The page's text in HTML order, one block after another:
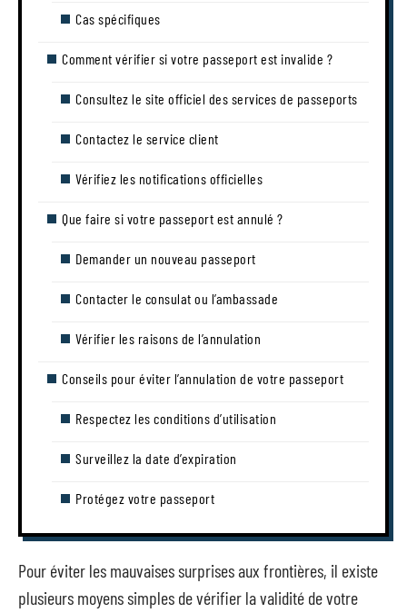
Cas spécifiques
Comment vérifier si votre passeport est invalide ?
Consultez le site officiel des services de passeports
Contactez le service client
Vérifiez les notifications officielles
Que faire si votre passeport est annulé ?
Demander un nouveau passeport
Contacter le consulat ou l’ambassade
Vérifier les raisons de l’annulation
Conseils pour éviter l’annulation de votre passeport
Respectez les conditions d’utilisation
Surveillez la date d’expiration
Protégez votre passeport
Pour éviter les mauvaises surprises aux frontières, il existe
plusieurs moyens simples de vérifier la validité de votre